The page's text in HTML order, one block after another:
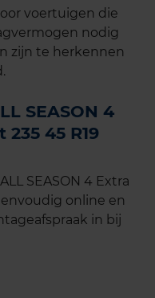
voertuigen die
nodig
zijn te herkennen
SEASON 4
45 R19
SEASON 4 Extra
online en
in bij